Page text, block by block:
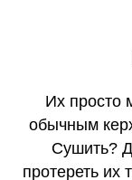
Их просто
обычным
Сушить?
протереть их